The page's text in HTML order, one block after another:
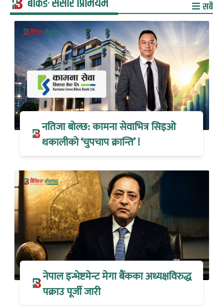
सबै
नतिजा बोल्छ: कामना सेवाभित्र सिइओ
थकालीको ‘चुपचाप क्रान्ति’ !
नेपाल इन्भेष्टमेन्ट मेगा बैंकका अध्यक्षविरुद्ध
पक्राउ पूर्जी जारी